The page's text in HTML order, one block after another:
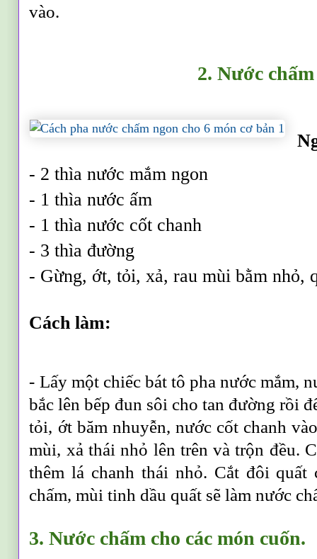
vào.
2. Nước
- 2 thìa nước mắm ngon
- 1 thìa nước ấm
- 1 thìa nước cốt chanh
- 3 thìa đường
- Gừng, ớt, tỏi, xả, rau mùi bằm nhỏ,
Cách làm:
- Lấy một chiếc bát tô pha nước mắm,
bắc lên bếp đun sôi cho tan đường rồi
tỏi, ớt băm nhuyễn, nước cốt chanh
mùi, xả thái nhỏ lên trên và trộn đều.
thêm lá chanh thái nhỏ. Cắt đôi quất
chấm, mùi tinh dầu quất sẽ làm nước
3. Nước chấm cho các món cuốn.